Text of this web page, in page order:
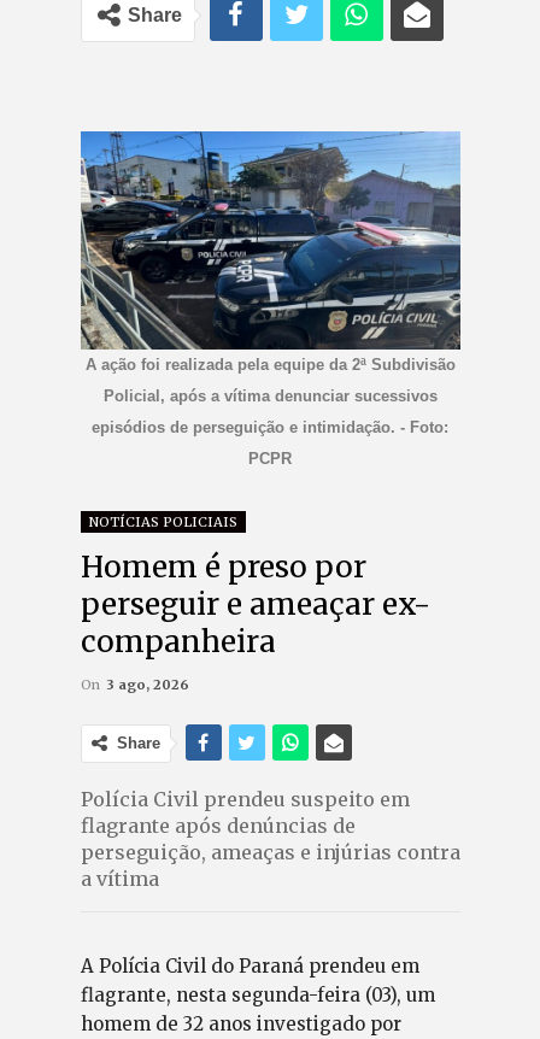
Share
A ação foi realizada pela equipe da 2ª Subdivisão
Policial, após a vítima denunciar sucessivos
episódios de perseguição e intimidação. - Foto:
PCPR
NOTÍCIAS POLICIAIS
Homem é preso por
perseguir e ameaçar ex-
companheira
On 3 ago, 2026
Share
Polícia Civil prendeu suspeito em
flagrante após denúncias de
perseguição, ameaças e injúrias contra
a vítima
A Polícia Civil do Paraná prendeu em
flagrante, nesta segunda-feira (03), um
homem de 32 anos investigado por